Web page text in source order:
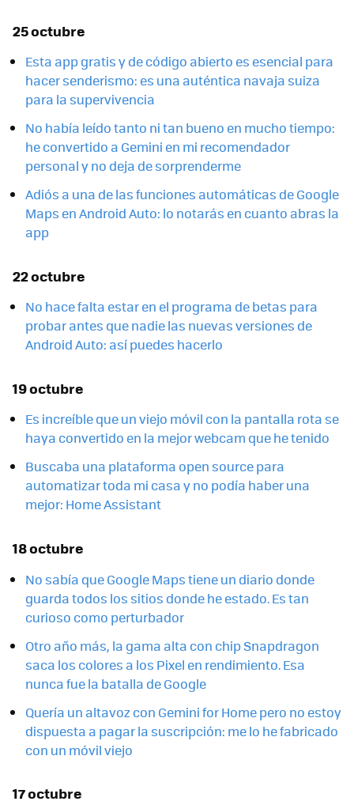
25 octubre
Esta app gratis y de código abierto es esencial para
hacer senderismo: es una auténtica navaja suiza
para la supervivencia
No había leído tanto ni tan bueno en mucho tiempo:
he convertido a Gemini en mi recomendador
personal y no deja de sorprenderme
Adiós a una de las funciones automáticas de Google
Maps en Android Auto: lo notarás en cuanto abras la
app
22 octubre
No hace falta estar en el programa de betas para
probar antes que nadie las nuevas versiones de
Android Auto: así puedes hacerlo
19 octubre
Es increíble que un viejo móvil con la pantalla rota se
haya convertido en la mejor webcam que he tenido
Buscaba una plataforma open source para
automatizar toda mi casa y no podía haber una
mejor: Home Assistant
18 octubre
No sabía que Google Maps tiene un diario donde
guarda todos los sitios donde he estado. Es tan
curioso como perturbador
Otro año más, la gama alta con chip Snapdragon
saca los colores a los Pixel en rendimiento. Esa
nunca fue la batalla de Google
Quería un altavoz con Gemini for Home pero no estoy
dispuesta a pagar la suscripción: me lo he fabricado
con un móvil viejo
17 octubre